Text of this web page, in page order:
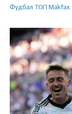
Фудбал ТОП Makfax